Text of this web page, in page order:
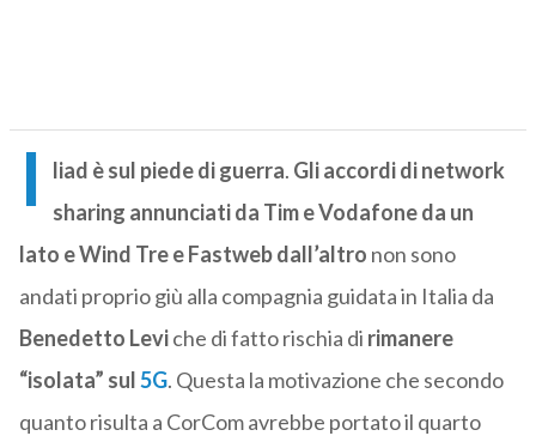
I liad è sul piede di guerra. Gli accordi di network
sharing annunciati da Tim e Vodafone da un
lato e Wind Tre e Fastweb dall’altro non sono
andati proprio giù alla compagnia guidata in Italia da
Benedetto Leviche di fatto rischia di rimanere
“isolata” sul5G. Questa la motivazione che secondo
quanto risulta a CorCom avrebbe portato il quarto